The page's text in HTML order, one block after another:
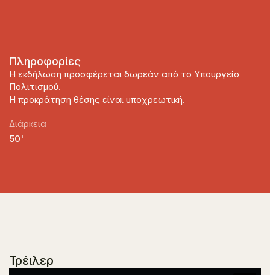
Πληροφορίες
Η εκδήλωση προσφέρεται δωρεάν από το Υπουργείο
Πολιτισμού.
Η προκράτηση θέσης είναι υποχρεωτική.
Διάρκεια
50'
Τρέιλερ